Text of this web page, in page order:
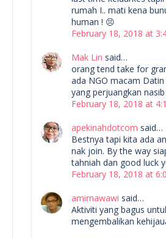
rumah I.. mati kena
human ! 😣
February 18, 2018 at
Mak Lin said…
orang tend take for
ada NGO macam Datin
yang perjuangkan
February 18, 2018 at
apekinahdotcom said…
Bestnya tapi kita ada
nak join. By the way
tahniah dan good luck
February 18, 2018 at
amirnawawi said…
Aktiviti yang bagus
mengembalikan